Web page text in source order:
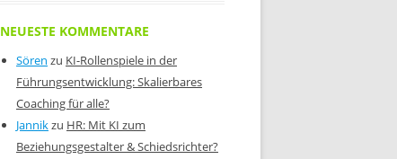
NEUESTE KOMMENTARE
Sören zu KI-Rollenspiele in der
Führungsentwicklung: Skalierbares
Coaching für alle?
Jannikzu HR: Mit KI zum
Beziehungsgestalter & Schiedsrichter?